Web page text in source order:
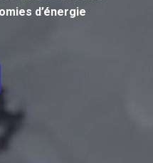
d’énergie